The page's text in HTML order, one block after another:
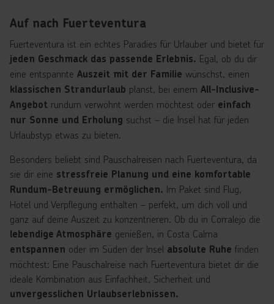
Auf nach Fuerteventura
Fuerteventura ist ein echtes Paradies für Urlauber und bietet für
jeden Geschmack das passende Erlebnis. Egal, ob du dir
eine entspannte Auszeit mit der Familie wünschst, einen
klassischen Strandurlaub planst, bei einem All-Inclusive-
Angebot rundum verwöhnt werden möchtest oder einfach
nur Sonne und Erholung suchst – die Insel hat für jeden
Urlaubstyp etwas zu bieten.
Besonders beliebt sind Pauschalreisen nach Fuerteventura, da
sie dir eine stressfreie Planung und eine komfortable
Rundum-Betreuung ermöglichen. Im Paket sind Flug,
Hotel und Verpflegung enthalten – perfekt, um dich voll und
ganz auf deine Auszeit zu konzentrieren. Ob du in Corralejo die
lebendige Atmosphäre genießen, in Costa Calma
entspannen oder im Süden der Insel absolute Ruhe finden
möchtest: Eine Pauschalreise nach Fuerteventura bietet dir die
ideale Kombination aus Einfachheit, Sicherheit und
unvergesslichen Urlaubserlebnissen.